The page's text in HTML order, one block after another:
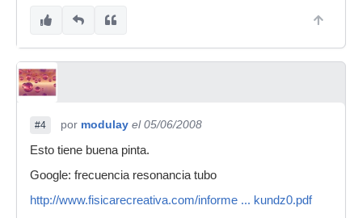
#4 por modulay el 05/06/2008
Esto tiene buena pinta.
Google: frecuencia resonancia tubo
http://www.fisicarecreativa.com/informe ... kundz0.pdf